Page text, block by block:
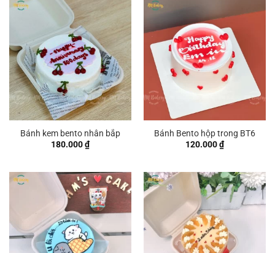
Bánh kem bento nhân bắp
180.000₫
Bánh Bento hộp trong BT6
120.000₫